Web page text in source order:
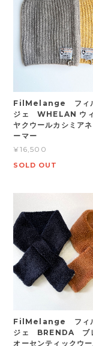
FilMelange フィ
ジェ WHELAN ウ
ヤクウールカシミア
ーマー
¥16,500
SOLD OUT
FilMelange フィ
ジェ BRENDA ブ
オーセンティックウ